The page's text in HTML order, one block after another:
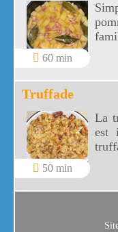
60 min
Truffade
50 min
La
est